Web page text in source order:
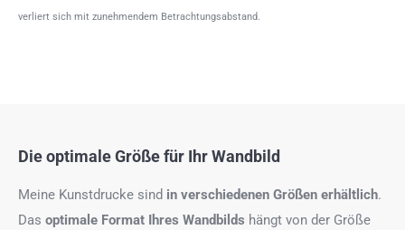
verliert sich mit zunehmendem Betrachtungsabstand.
Die optimale Größe für Ihr Wandbild
Meine Kunstdrucke sind in verschiedenen Größen erhältlich.
Das optimale Format Ihres Wandbilds hängt von der Größe